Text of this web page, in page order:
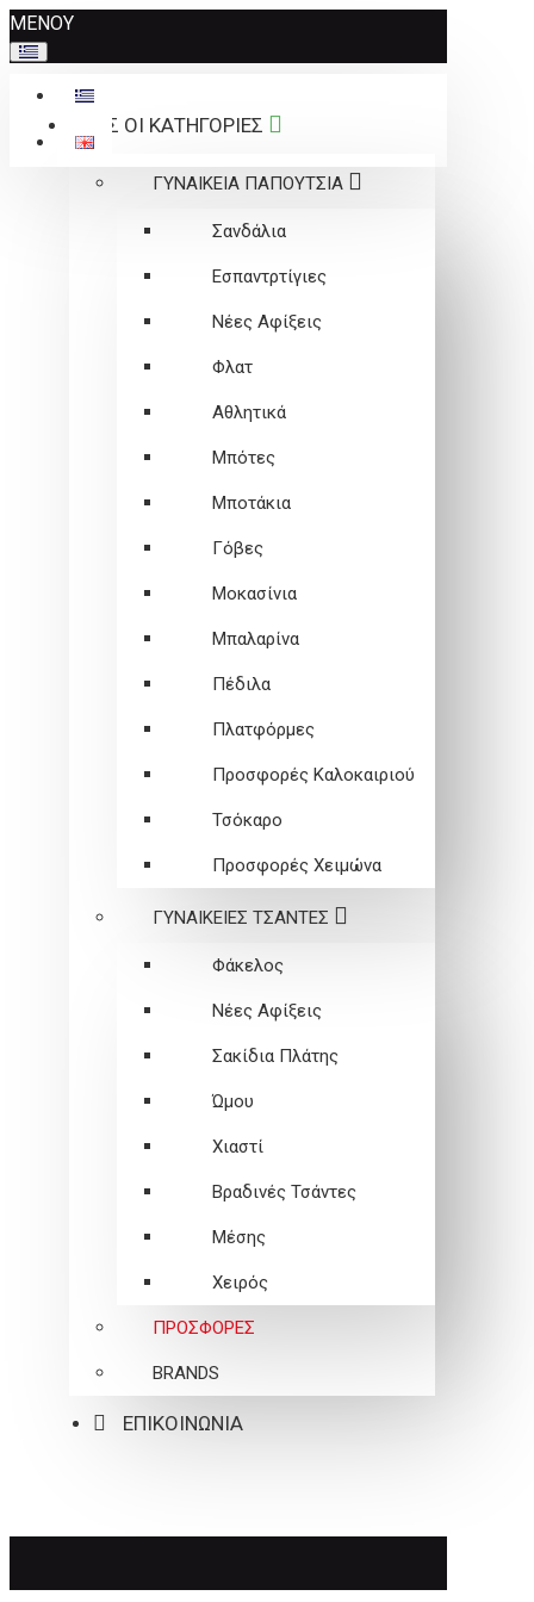
Σημείωση:
Αυτός
ο
ιστότοπος
περιλαμβάνει
ΜΕΝΟΥ
ΟΛΕΣ ΟΙ ΚΑΤΗΓΟΡΙΕΣ
ΓΥΝΑΙΚΕΙΑ ΠΑΠΟΥΤΣΙΑ
Σανδάλια
Εσπαντρτίγιες
Νέες Αφίξεις
Φλατ
Αθλητικά
Μπότες
Μποτάκια
Γόβες
Μοκασίνια
Μπαλαρίνα
Πέδιλα
Πλατφόρμες
Προσφορές Καλοκαιριού
Τσόκαρο
Προσφορές Χειμώνα
ΓΥΝΑΙΚΕΙEΣ ΤΣΑΝΤΕΣ
Φάκελος
Νέες Αφίξεις
Σακίδια Πλάτης
Ώμου
Χιαστί
Βραδινές Τσάντες
Μέσης
Χειρός
ΠΡΟΣΦΟΡΕΣ
BRANDS
ΕΠΙΚΟΙΝΩΝΙΑ